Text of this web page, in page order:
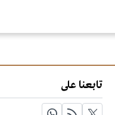
تابعنا على